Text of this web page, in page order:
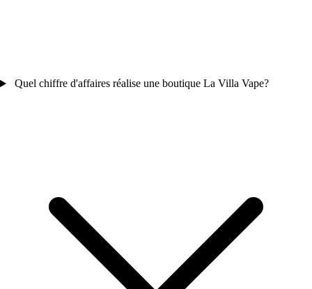
Quel chiffre d'affaires réalise une boutique La Villa Vape?